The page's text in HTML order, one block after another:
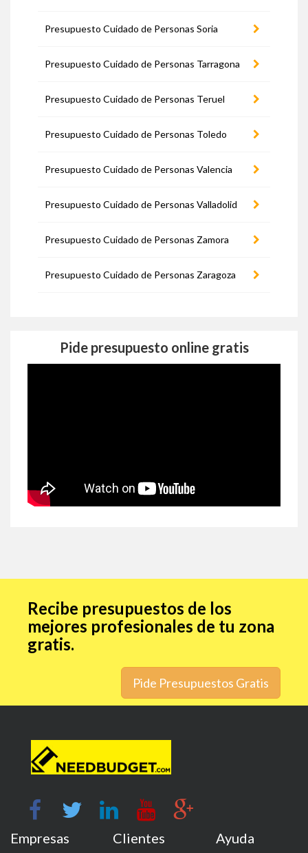
Presupuesto Cuidado de Personas Soria
Presupuesto Cuidado de Personas Tarragona
Presupuesto Cuidado de Personas Teruel
Presupuesto Cuidado de Personas Toledo
Presupuesto Cuidado de Personas Valencia
Presupuesto Cuidado de Personas Valladolid
Presupuesto Cuidado de Personas Zamora
Presupuesto Cuidado de Personas Zaragoza
Pide presupuesto online gratis
Recibe presupuestos de los
mejores profesionales de tu zona
gratis.
Pide Presupuestos Gratis
Empresas Clientes Ayuda